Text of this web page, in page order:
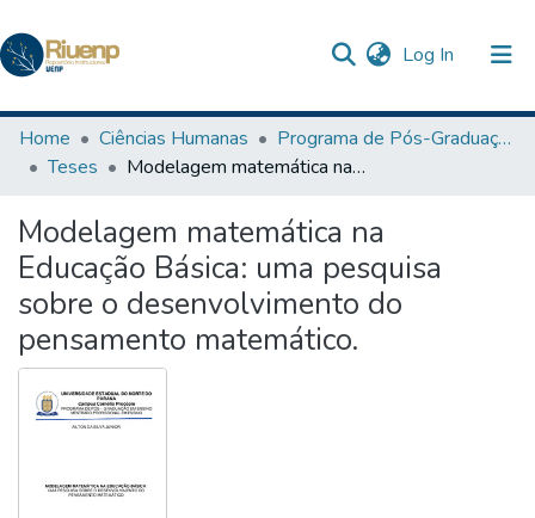
Log In (current)
Communities & Collections
Statistics
The Repository
Home Ciências Humanas
Programa de Pós-Graduação em Ensino
Teses
Modelagem matemática na Educação Básica: uma pesquisa sobre o desenvolvimento do pensamento matemático.
Modelagem matemática na
Educação Básica: uma pesquisa
sobre o desenvolvimento do
pensamento matemático.